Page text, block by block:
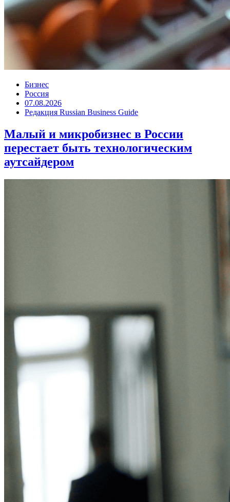
Бизнес
Россия
07.08.2026
Редакция Russian Business Guide
Малый и микробизнес в России
перестает быть технологическим
аутсайдером